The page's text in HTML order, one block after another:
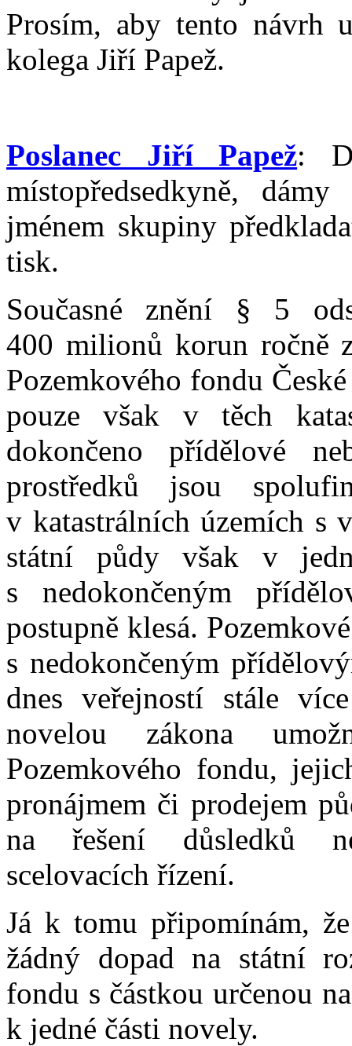
Prosím, aby tento návrh
kolega Jiří Papež.
Poslanec Jiří Papež:
místopředsedkyně,
jménem skupiny
tisk.
Současné znění § 5
400 milionů korun ročně
Pozemkového fondu
pouze však v těch
dokončeno přídělové
prostředků jsou
v katastrálních územích s
státní půdy však v
s nedokončeným
postupně klesá.
s nedokončeným
dnes veřejností stále
novelou zákona
Pozemkového fondu,
pronájmem či prodejem
na řešení důsledků
scelovacích řízení.
Já k tomu připomínám,
žádný dopad na státní
fondu s částkou určenou
k jedné části novely.